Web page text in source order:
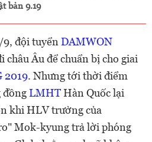
bản 9.19
9, đội tuyển DAMWON
châu Âu để chuẩn bị cho giai
2019. Nhưng tới thời điểm
đồngLMHTHàn Quốc lại
khi HLV trưởng của
Mok-kyung trả lời phóng